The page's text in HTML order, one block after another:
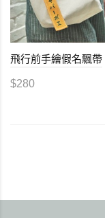
飛行前手繪假名飄帶
$280